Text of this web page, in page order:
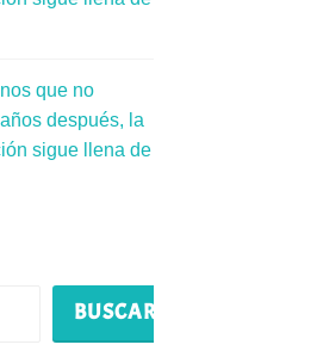
que no
después, la
sigue llena de
BUSCAR